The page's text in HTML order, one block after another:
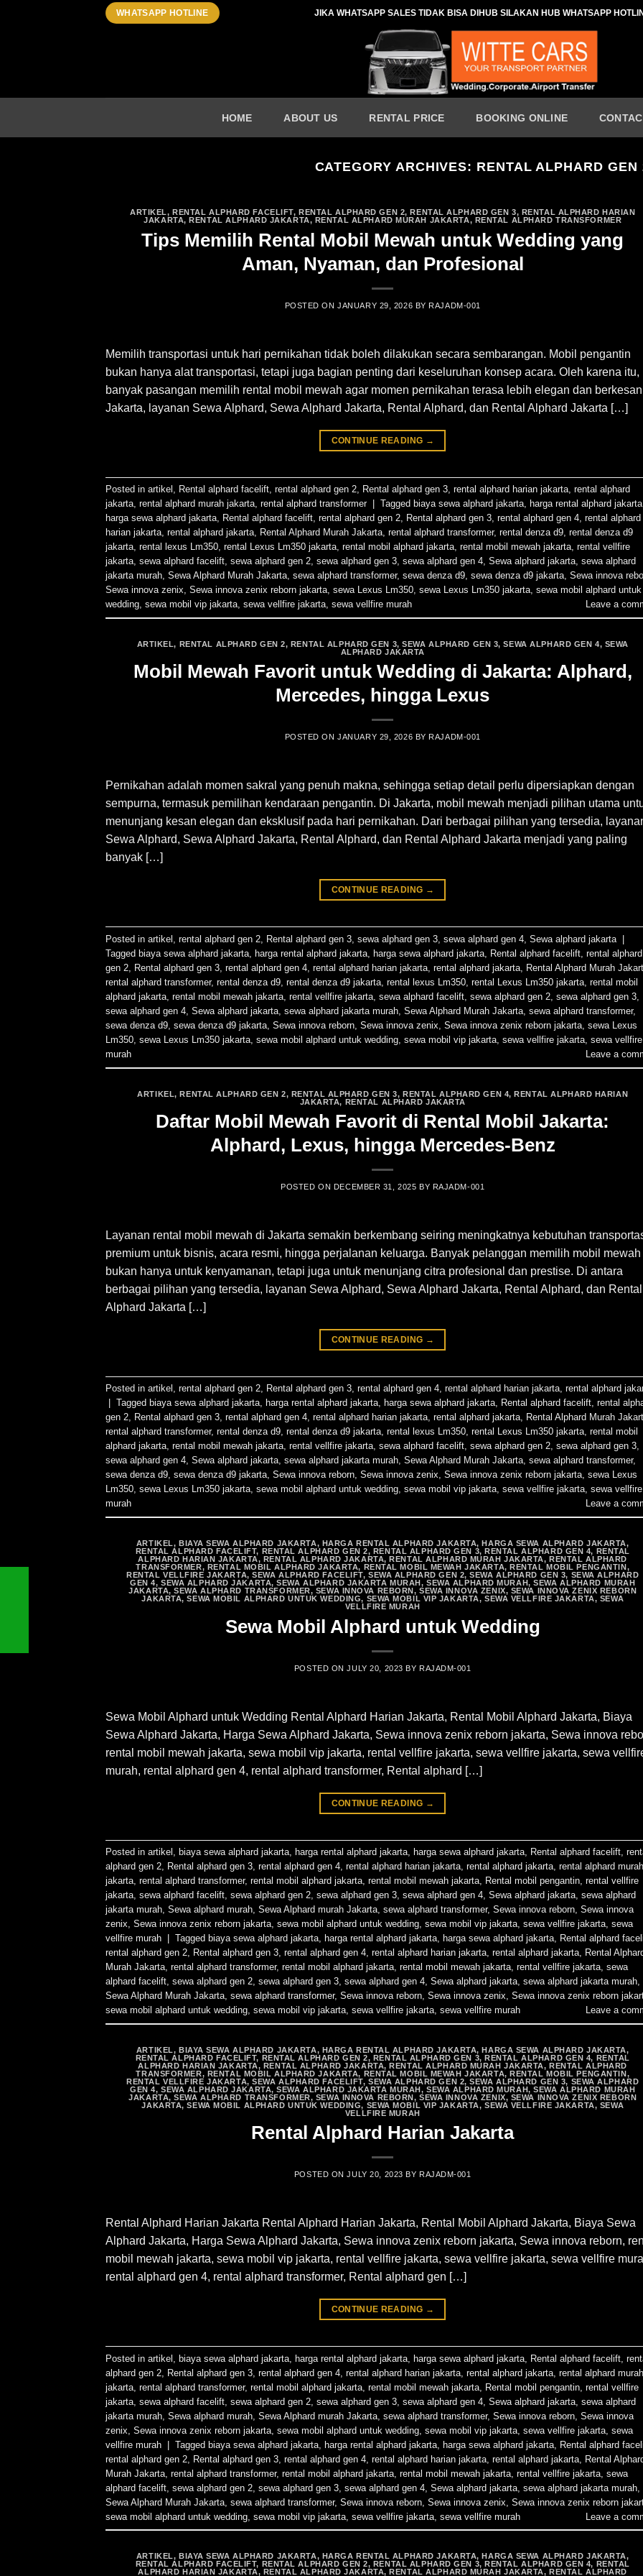
WHATSAPP HOTLINE JIKA WHATSAPP SALES TIDAK BISA DIHUB SILAKAN HUB WHATSAPP
HOME ABOUT US RENTAL PRICE BOOKING ONLINE
CATEGORY ARCHIVES: RENTAL ALPHARD GEN
ARTIKEL,RENTAL ALPHARD FACELIFT,RENTAL ALPHARD GEN 2,RENTAL ALPHARD GEN 3, RENTAL ALPHARD HARIAN
JAKARTA,RENTAL ALPHARD JAKARTA, RENTAL ALPHARD MURAH JAKARTA, RENTAL ALPHARD TRANSFORMER
Tips Memilih Rental Mobil Mewah untuk Wedding yang
Aman, Nyaman, dan Profesional
POSTED ONJANUARY 29, 2026 BY RAJADM-001
Memilih transportasi untuk hari pernikahan tidak boleh dilakukan secara sembarangan. Mobil pengantin
bukan hanya alat transportasi, tetapi juga bagian penting dari keseluruhan konsep acara. Oleh karena itu,
banyak pasangan memilih rental mobil mewah agar momen pernikahan terasa lebih elegan dan
Jakarta, layanan Sewa Alphard, Sewa Alphard Jakarta, Rental Alphard, dan Rental Alphard Jakarta […]
CONTINUE READING →
Posted in artikel , Rental alphard facelift, rental alphard gen 2, Rental alphard gen 3, rental alphard harian jakarta, rental alphard
jakarta, rental alphard murah jakarta, rental alphard transformer Tagged biaya sewa alphard jakarta, harga rental alphard jakarta
harga sewa alphard jakarta, Rental alphard facelift, rental alphard gen 2, Rental alphard gen 3, rental alphard gen 4, rental alphard
harian jakarta, rental alphard jakarta, Rental Alphard Murah Jakarta, rental alphard transformer, rental denza d9, rental denza d9
jakarta, rental lexus Lm350, rental Lexus Lm350 jakarta, rental mobil alphard jakarta, rental mobil mewah jakarta, rental vellfire
jakarta, sewa alphard facelift, sewa alphard gen 2, sewa alphard gen 3, sewa alphard gen 4, Sewa alphard jakarta, sewa alphard
jakarta murah, Sewa Alphard Murah Jakarta, sewa alphard transformer, sewa denza d9, sewa denza d9 jakarta, Sewa innova
Sewa innova zenix, Sewa innova zenix reborn jakarta, sewa Lexus Lm350, sewa Lexus Lm350 jakarta, sewa mobil alphard untuk
wedding, sewa mobil vip jakarta, sewa vellfire jakarta, sewa vellfire murah Leave a
ARTIKEL, RENTAL ALPHARD GEN 2, RENTAL ALPHARD GEN 3,SEWA ALPHARD GEN 3,SEWA ALPHARD GEN 4, SEWA
ALPHARD JAKARTA
Mobil Mewah Favorit untuk Wedding di Jakarta: Alphard,
Mercedes, hingga Lexus
POSTED ONJANUARY 29, 2026 BY RAJADM-001
Pernikahan adalah momen sakral yang penuh makna, sehingga setiap detail perlu dipersiapkan dengan
sempurna, termasuk pemilihan kendaraan pengantin. Di Jakarta, mobil mewah menjadi pilihan utama
menunjang kesan elegan dan eksklusif pada hari pernikahan. Dari berbagai pilihan yang tersedia,
Sewa Alphard, Sewa Alphard Jakarta, Rental Alphard, dan Rental Alphard Jakarta menjadi yang paling
banyak […]
CONTINUE READING →
Posted in artikel rental alphard gen 2 Rental alphard gen 3 sewa alphard gen 3 sewa alphard gen 4 Sewa alphard jakarta
Tagged biaya sewa alphard jakarta harga rental alphard jakarta harga sewa alphard jakarta Rental alphard facelift rental alphard
gen 2
Rental alphard gen 3 rental alphard gen 4 rental alphard harian jakarta rental alphard jakarta Rental Alphard Murah
rental alphard transformer, rental denza d9 rental denza d9 jakarta rental lexus Lm350 rental Lexus Lm350 jakarta rental mobil
alphard jakarta rental mobil mewah jakarta rental vellfire jakarta sewa alphard facelift sewa alphard gen 2 sewa alphard gen 3
sewa alphard gen 4 Sewa alphard jakarta sewa alphard jakarta murah Sewa Alphard Murah Jakarta sewa alphard transformer,
sewa denza d9 sewa denza d9 jakarta Sewa innova reborn Sewa innova zenix Sewa innova zenix reborn jakarta sewa Lexus
Lm350 sewa Lexus Lm350 jakarta sewa mobil alphard untuk wedding sewa mobil vip jakarta sewa vellfire jakarta sewa vellfire
murah
Leave a
ARTIKEL,RENTAL ALPHARD GEN 2, RENTAL ALPHARD GEN 3,RENTAL ALPHARD GEN 4,RENTAL ALPHARD HARIAN
JAKARTA, RENTAL ALPHARD JAKARTA
Daftar Mobil Mewah Favorit di Rental Mobil Jakarta:
Alphard, Lexus, hingga Mercedes-Benz
POSTED ON DECEMBER 31, 2025 BY RAJADM-001
Layanan rental mobil mewah di Jakarta semakin berkembang seiring meningkatnya kebutuhan
premium untuk bisnis, acara resmi, hingga perjalanan keluarga. Banyak pelanggan memilih mobil mewah
bukan hanya untuk kenyamanan, tetapi juga untuk menunjang citra profesional dan prestise. Di antara
berbagai pilihan yang tersedia, layanan Sewa Alphard, Sewa Alphard Jakarta, Rental Alphard, dan Rental
Alphard Jakarta […]
CONTINUE READING →
Posted in artikel , rental alphard gen 2, Rental alphard gen 3, rental alphard gen 4, rental alphard harian jakarta, rental alphard
Tagged biaya sewa alphard jakarta, harga rental alphard jakarta, harga sewa alphard jakarta, Rental alphard facelift, rental
gen 2, Rental alphard gen 3, rental alphard gen 4, rental alphard harian jakarta, rental alphard jakarta, Rental Alphard Murah
rental alphard transformer, rental denza d9, rental denza d9 jakarta, rental lexus Lm350, rental Lexus Lm350 jakarta, rental mobil
alphard jakarta, rental mobil mewah jakarta, rental vellfire jakarta, sewa alphard facelift, sewa alphard gen 2, sewa alphard gen 3,
sewa alphard gen 4, Sewa alphard jakarta, sewa alphard jakarta murah, Sewa Alphard Murah Jakarta, sewa alphard transformer,
sewa denza d9, sewa denza d9 jakarta, Sewa innova reborn, Sewa innova zenix, Sewa innova zenix reborn jakarta, sewa Lexus
Lm350, sewa Lexus Lm350 jakarta, sewa mobil alphard untuk wedding, sewa mobil vip jakarta, sewa vellfire jakarta, sewa vellfire
murah
Leave a
ARTIKEL, BIAYA SEWA ALPHARD JAKARTA, HARGA RENTAL ALPHARD JAKARTA,HARGA SEWA ALPHARD JAKARTA,
RENTAL ALPHARD FACELIFT, RENTAL ALPHARD GEN 2, RENTAL ALPHARD GEN 3,RENTAL ALPHARD GEN 4, RENTAL
ALPHARD HARIAN JAKARTA, RENTAL ALPHARD JAKARTA,RENTAL ALPHARD MURAH JAKARTA,RENTAL ALPHARD
TRANSFORMER, RENTAL MOBIL ALPHARD JAKARTA, RENTAL MOBIL MEWAH JAKARTA,RENTAL MOBIL PENGANTIN,
RENTAL VELLFIRE JAKARTA,SEWA ALPHARD FACELIFT,SEWA ALPHARD GEN 2,SEWA ALPHARD GEN 3, SEWA ALPHARD
GEN 4,SEWA ALPHARD JAKARTA,SEWA ALPHARD JAKARTA MURAH,SEWA ALPHARD MURAH,SEWA ALPHARD MURAH
JAKARTA,SEWA ALPHARD TRANSFORMER, SEWA INNOVA REBORN,SEWA INNOVA ZENIX, SEWA INNOVA ZENIX REBORN
JAKARTA,SEWA MOBIL ALPHARD UNTUK WEDDING, SEWA MOBIL VIP JAKARTA, SEWA VELLFIRE JAKARTA, SEWA
VELLFIRE MURAH
Sewa Mobil Alphard untuk Wedding
POSTED ONJULY 20, 2023 BY RAJADM-001
Sewa Mobil Alphard untuk Wedding Rental Alphard Harian Jakarta, Rental Mobil Alphard Jakarta, Biaya
Sewa Alphard Jakarta, Harga Sewa Alphard Jakarta, Sewa innova zenix reborn jakarta, Sewa innova
rental mobil mewah jakarta, sewa mobil vip jakarta, rental vellfire jakarta, sewa vellfire jakarta, sewa
murah, rental alphard gen 4, rental alphard transformer, Rental alphard […]
CONTINUE READING →
Posted in artikel , biaya sewa alphard jakarta, harga rental alphard jakarta, harga sewa alphard jakarta, Rental alphard facelift,
alphard gen 2, Rental alphard gen 3, rental alphard gen 4, rental alphard harian jakarta, rental alphard jakarta, rental alphard murah
jakarta, rental alphard transformer, rental mobil alphard jakarta, rental mobil mewah jakarta, Rental mobil pengantin, rental vellfire
jakarta, sewa alphard facelift, sewa alphard gen 2, sewa alphard gen 3, sewa alphard gen 4, Sewa alphard jakarta, sewa alphard
jakarta murah, Sewa alphard murah, Sewa Alphard murah Jakarta, sewa alphard transformer, Sewa innova reborn, Sewa innova
zenix, Sewa innova zenix reborn jakarta, sewa mobil alphard untuk wedding, sewa mobil vip jakarta, sewa vellfire jakarta, sewa
vellfire murah
Tagged biaya sewa alphard jakarta, harga rental alphard jakarta, harga sewa alphard jakarta, Rental alphard
rental alphard gen 2, Rental alphard gen 3, rental alphard gen 4, rental alphard harian jakarta, rental alphard jakarta, Rental
Murah Jakarta, rental alphard transformer, rental mobil alphard jakarta, rental mobil mewah jakarta, rental vellfire jakarta, sewa
alphard facelift, sewa alphard gen 2, sewa alphard gen 3, sewa alphard gen 4, Sewa alphard jakarta, sewa alphard jakarta murah,
Sewa Alphard Murah Jakarta, sewa alphard transformer, Sewa innova reborn, Sewa innova zenix, Sewa innova zenix reborn
sewa mobil alphard untuk wedding, sewa mobil vip jakarta, sewa vellfire jakarta, sewa vellfire murah Leave a
ARTIKEL, BIAYA SEWA ALPHARD JAKARTA, HARGA RENTAL ALPHARD JAKARTA,HARGA SEWA ALPHARD JAKARTA,
RENTAL ALPHARD FACELIFT, RENTAL ALPHARD GEN 2, RENTAL ALPHARD GEN 3,RENTAL ALPHARD GEN 4, RENTAL
ALPHARD HARIAN JAKARTA, RENTAL ALPHARD JAKARTA,RENTAL ALPHARD MURAH JAKARTA,RENTAL ALPHARD
TRANSFORMER, RENTAL MOBIL ALPHARD JAKARTA, RENTAL MOBIL MEWAH JAKARTA,RENTAL MOBIL PENGANTIN,
RENTAL VELLFIRE JAKARTA,SEWA ALPHARD FACELIFT,SEWA ALPHARD GEN 2,SEWA ALPHARD GEN 3, SEWA ALPHARD
GEN 4,SEWA ALPHARD JAKARTA,SEWA ALPHARD JAKARTA MURAH,SEWA ALPHARD MURAH,SEWA ALPHARD MURAH
JAKARTA,SEWA ALPHARD TRANSFORMER, SEWA INNOVA REBORN,SEWA INNOVA ZENIX, SEWA INNOVA ZENIX REBORN
JAKARTA,SEWA MOBIL ALPHARD UNTUK WEDDING, SEWA MOBIL VIP JAKARTA, SEWA VELLFIRE JAKARTA, SEWA
VELLFIRE MURAH
Rental Alphard Harian Jakarta
POSTED ONJULY 20, 2023 BY RAJADM-001
Rental Alphard Harian Jakarta Rental Alphard Harian Jakarta, Rental Mobil Alphard Jakarta, Biaya Sewa
Alphard Jakarta, Harga Sewa Alphard Jakarta, Sewa innova zenix reborn jakarta, Sewa innova reborn,
mobil mewah jakarta, sewa mobil vip jakarta, rental vellfire jakarta, sewa vellfire jakarta, sewa vellfire
rental alphard gen 4, rental alphard transformer, Rental alphard gen […]
CONTINUE READING →
Posted in artikel biaya sewa alphard jakarta harga rental alphard jakarta harga sewa alphard jakarta Rental alphard facelift
alphard gen 2
Rental alphard gen 3 rental alphard gen 4 rental alphard harian jakarta rental alphard jakarta rental alphard murah
jakarta rental alphard transformer, rental mobil alphard jakarta rental mobil mewah jakarta Rental mobil pengantin rental vellfire
jakarta sewa alphard facelift sewa alphard gen 2 sewa alphard gen 3 sewa alphard gen 4 Sewa alphard jakarta sewa alphard
jakarta murah Sewa alphard murah Sewa Alphard murah Jakarta sewa alphard transformer, Sewa innova reborn Sewa innova
zenix Sewa innova zenix reborn jakarta sewa mobil alphard untuk wedding sewa mobil vip jakarta sewa vellfire jakarta sewa
vellfire murah
Tagged biaya sewa alphard jakarta harga rental alphard jakarta harga sewa alphard jakarta Rental alphard
rental alphard gen 2
Rental alphard gen 3 rental alphard gen 4 rental alphard harian jakarta rental alphard jakarta
Rental
Murah Jakarta rental alphard transformer, rental mobil alphard jakarta rental mobil mewah jakarta rental vellfire jakarta sewa
alphard facelift sewa alphard gen 2 sewa alphard gen 3 sewa alphard gen 4 Sewa alphard jakarta sewa alphard jakarta murah
Sewa Alphard Murah Jakarta sewa alphard transformer, Sewa innova reborn Sewa innova zenix Sewa innova zenix reborn
sewa mobil alphard untuk wedding sewa mobil vip jakarta sewa vellfire jakarta sewa vellfire murah Leave a
ARTIKEL, BIAYA SEWA ALPHARD JAKARTA, HARGA RENTAL ALPHARD JAKARTA, HARGA SEWA ALPHARD JAKARTA,
RENTAL ALPHARD FACELIFT, RENTAL ALPHARD GEN 2, RENTAL ALPHARD GEN 3, RENTAL ALPHARD GEN 4, RENTAL
ALPHARD HARIAN JAKARTA, RENTAL ALPHARD JAKARTA, RENTAL ALPHARD MURAH JAKARTA, RENTAL ALPHARD